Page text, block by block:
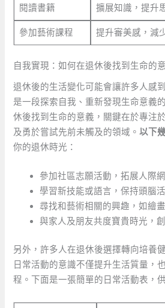
閱讀書籍 擴展知識，提升
參加藝術課程 提升審美感，減
自我實現：如何在退休後找到生命的
退休後的生活變化可能會讓許多人感
是一段探索自我、重新發現生命意義
休後找到生命的意義，關鍵在於專注
及勇於嘗試先前未觸及的領域。以下
你的退休時光：
參加社區志願活動，拓展人際
學習新技能或語言，保持頭腦活
尋找和藝術相關的興趣，如繪
與家人及朋友共度寶貴時光，
另外，許多人在退休後選擇轉向培養
日常活動的意識不僅提升生活質量，
程。下面是一張簡單的日常活動表，